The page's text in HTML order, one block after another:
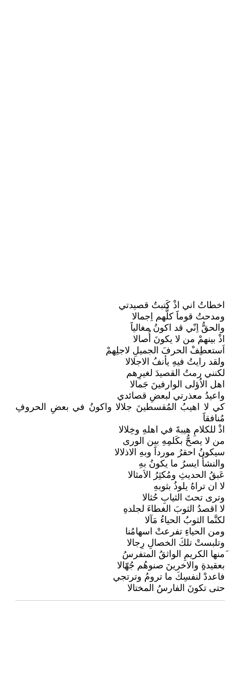
اخطاتُ اني اذْ كَتبتُ قصيدتي
ومدحتُ قوماََ كلُّهم اِجمالا
والحقُّ اِنّي قد اكونُ مغالياََ
اذْ بينهمْ من لا يكونَ أُصالا
اَستعطِفْ الحرفَ الجميلِ لاجلِهمْ
ولقد رايتُ فيهِ يأنفُ الاجلالا
لكنني رمتُ القصيدَ لغيرِهم
اهل الاُؤلى الوارفينَ جَمالا
واعيدُ معذرتي لبعضِ قصائدي
كي لا اهيبُ المُقسطينَ جلالا واكونُ في بعضِ الحروفِ
مُنافقاََ
اذْ للكلامِ هيبةََ في اهلهِ وخِلالا
من لا يصحُّ بكَلمِهِ بين الورى
سيكونُ احقرُ مورداََ وبهِ الاذلالا
والنشأُ ايسرُ ما يكونُ بهِ
عَبقُ الحديثِ ومُكثِرُ الاَمثالا
لا ان تراهُ يلوذُ بثوبهِ
وترى تحتَ الثيابِ حُثالا
لا اقصدُ الثوبَ الغطاءَ لجلدهِ
لكنَّما الثوبُ الحياءُ مَآلا
ومن الحياءِ تفرعتْ اسهامُنا
وتلبستْ تلكَ الخصالِ رِجالا
َمنها الكريمِ الواثقُ المتفرسُ
بعقيدةِِ والاخرينَ صنوهُم جُهّالا
فاعددْ لنفسِكَ ما ترومُ وترتجي
حتى تكونَ الفارسُ المختالا